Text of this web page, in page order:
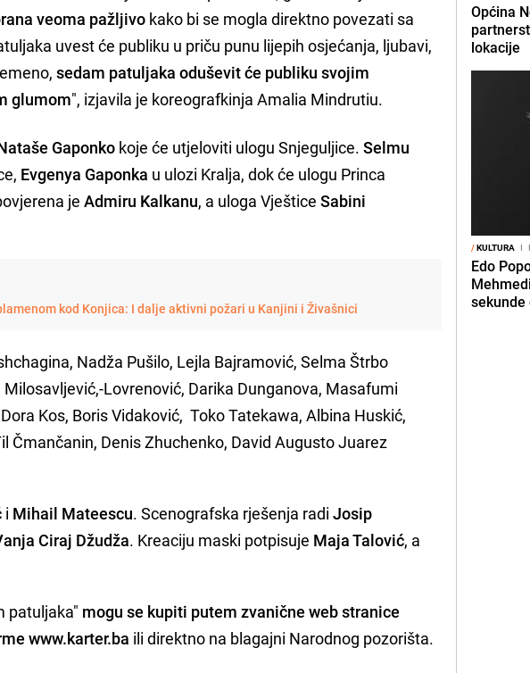
veoma pažljivo kako bi se mogla direktno povezati sa
uvest će publiku u priču punu lijepih osjećanja, ljubavi,
sedam patuljaka oduševit će publiku svojim
glumom", izjavila je koreografkinja Amalia Mindrutiu.
Gaponko koje će utjeloviti ulogu Snjeguljice.Selmu
Evgenya Gaponka u ulozi Kralja, dok će ulogu Princa
jeAdmiru Kalkanu, a uloga VješticeSabini
kod Konjica: I dalje aktivni požari u Kanjini i Živašnici
Nadža Pušilo, Lejla Bajramović, Selma Štrbo
Lovrenović, Darika Dunganova, Masafumi
Kos, Boris Vidaković, Toko Tatekawa, Albina Huskić,
Čmančanin, Denis Zhuchenko, David Augusto Juarez
i Mihail Mateescu. Scenografska rješenja radiJosip
Ciraj Džudža. Kreaciju maski potpisuje Maja Talović, a
patuljaka" mogu se kupiti putem zvanične web stranice
www.karter.ba ili direktno na blagajni Narodnog pozorišta.
Općina
lokacije
/KULTURA I
Edo
sekunde